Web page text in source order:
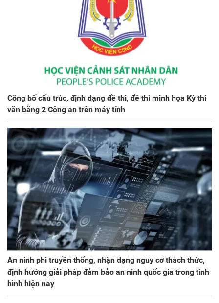
Công bố cấu trúc, định dạng đề thi, đề thi minh họa Kỳ thi
văn bằng 2 Công an trên máy tính
An ninh phi truyền thống, nhận dạng nguy cơ thách thức,
định hướng giải pháp đảm bảo an ninh quốc gia trong tình
hình hiện nay